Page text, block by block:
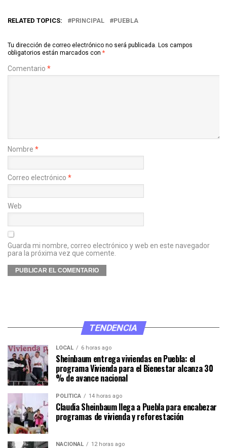
RELATED TOPICS: PRINCIPAL PUEBLA
Tu dirección de correo electrónico no será publicada. Los campos
obligatorios están marcados con *
Comentario *
Nombre *
Correo electrónico *
Web
Guarda mi nombre, correo electrónico y web en este navegador
para la próxima vez que comente.
TENDENCIA
LOCAL 6 horas ago
Sheinbaum entrega viviendas en Puebla: el
programa Vivienda para el Bienestar alcanza 30
% de avance nacional
POLÍTICA 14 horas ago
Claudia Sheinbaum llega a Puebla para encabezar
programas de vivienda y reforestación
NACIONAL 12 horas ago